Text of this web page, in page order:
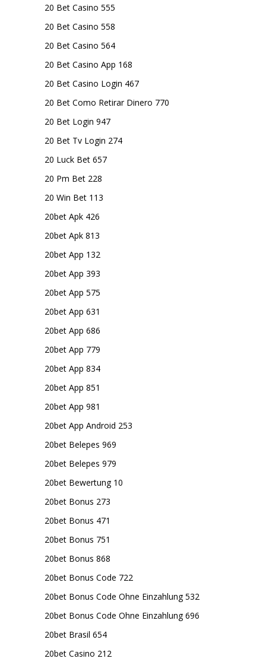
20 Bet Casino 555
20 Bet Casino 558
20 Bet Casino 564
20 Bet Casino App 168
20 Bet Casino Login 467
20 Bet Como Retirar Dinero 770
20 Bet Login 947
20 Bet Tv Login 274
20 Luck Bet 657
20 Pm Bet 228
20 Win Bet 113
20bet Apk 426
20bet Apk 813
20bet App 132
20bet App 393
20bet App 575
20bet App 631
20bet App 686
20bet App 779
20bet App 834
20bet App 851
20bet App 981
20bet App Android 253
20bet Belepes 969
20bet Belepes 979
20bet Bewertung 10
20bet Bonus 273
20bet Bonus 471
20bet Bonus 751
20bet Bonus 868
20bet Bonus Code 722
20bet Bonus Code Ohne Einzahlung 532
20bet Bonus Code Ohne Einzahlung 696
20bet Brasil 654
20bet Casino 212